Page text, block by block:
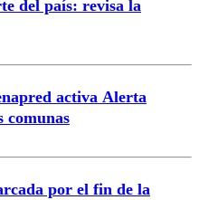
del país: revisa la
activa Alerta
comunas
por el fin de la